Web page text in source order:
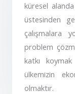
küresel
üstesinden
çalışmalara
problem
katkı
ülkemizin
olmaktır.